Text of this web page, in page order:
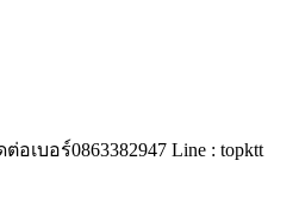
เบอร์0863382947 Line : topktt